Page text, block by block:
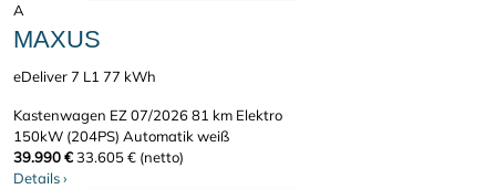
A
MAXUS
eDeliver 7 L1 77 kWh
Kastenwagen EZ 07/202681 km Elektro
150kW (204PS) Automatikweiß
39.990 €33.605 € (netto)
Details›